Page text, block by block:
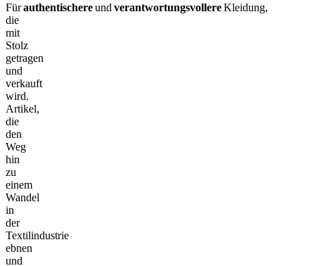
Fürauthentischereund verantwortungsvollereKleidung,
die
mit
Stolz
getragen
und
verkauft
wird.
Artikel,
die
den
Weg
hin
zu
einem
Wandel
in
der
Textilindustrie
ebnen
und